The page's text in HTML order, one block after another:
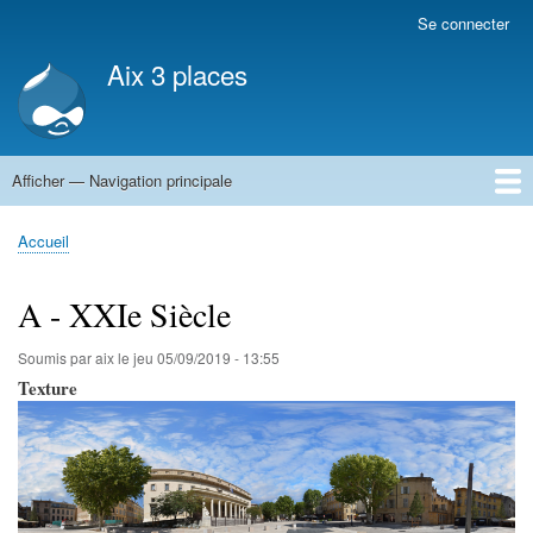
compte
de
l'utilisateur
Se connecter
Aix 3 places
Navigation
Afficher — Navigation principale
Accueil
Fil
Accueil
A - XXIe Siècle
Soumis paraixle jeu 05/09/2019 - 13:55
Texture